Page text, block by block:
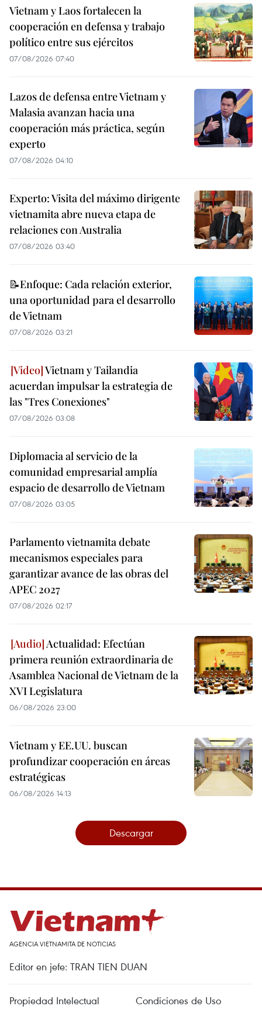
Vietnam y Laos fortalecen la
cooperación en defensa y trabajo
político entre sus ejércitos
07/08/2026 07:40
Lazos de defensa entre Vietnam y
Malasia avanzan hacia una
cooperación más práctica, según
experto
07/08/2026 04:10
Experto: Visita del máximo dirigente
vietnamita abre nueva etapa de
relaciones con Australia
07/08/2026 03:40
📝Enfoque: Cada relación exterior,
una oportunidad para el desarrollo
de Vietnam
07/08/2026 03:21
Vietnam y Tailandia
acuerdan impulsar la estrategia de
las "Tres Conexiones"
07/08/2026 03:08
Diplomacia al servicio de la
comunidad empresarial amplía
espacio de desarrollo de Vietnam
07/08/2026 03:05
Parlamento vietnamita debate
mecanismos especiales para
garantizar avance de las obras del
APEC 2027
07/08/2026 02:17
Actualidad: Efectúan
primera reunión extraordinaria de
Asamblea Nacional de Vietnam de la
XVI Legislatura
06/08/2026 23:00
Vietnam y EE.UU. buscan
profundizar cooperación en áreas
estratégicas
06/08/2026 14:13
Descargar
AGENCIA VIETNAMITA DE NOTICIAS
Editor en jefe: TRAN TIEN DUAN
Propiedad Intelectual Condiciones de Uso